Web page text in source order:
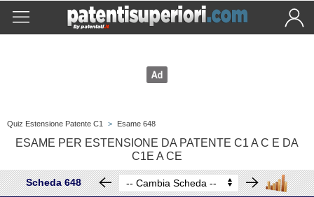
Quiz Estensione Patente C1 > Esame 648
ESAME PER ESTENSIONE DA PATENTE C1 A C E DA
C1E A CE
Scheda 648